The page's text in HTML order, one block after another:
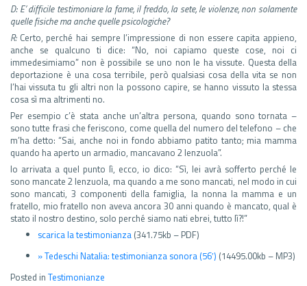
D: E’ difficile testimoniare la fame, il freddo, la sete, le violenze, non solamente
quelle fisiche ma anche quelle psicologiche?
R:Certo, perché hai sempre l’impressione di non essere capita appieno,
anche se qualcuno ti dice: “No, noi capiamo queste cose, noi ci
immedesimiamo” non è possibile se uno non le ha vissute. Questa della
deportazione è una cosa terribile, però qualsiasi cosa della vita se non
l’hai vissuta tu gli altri non la possono capire, se hanno vissuto la stessa
cosa sì ma altrimenti no.
Per esempio c’è stata anche un’altra persona, quando sono tornata –
sono tutte frasi che feriscono, come quella del numero del telefono – che
m’ha detto: “Sai, anche noi in fondo abbiamo patito tanto; mia mamma
quando ha aperto un armadio, mancavano 2 lenzuola”.
Io arrivata a quel punto lì, ecco, io dico: “Sì, lei avrà sofferto perché le
sono mancate 2 lenzuola, ma quando a me sono mancati, nel modo in cui
sono mancati, 3 componenti della famiglia, la nonna la mamma e un
fratello, mio fratello non aveva ancora 30 anni quando è mancato, qual è
stato il nostro destino, solo perché siamo nati ebrei, tutto lì?!”
scarica la testimonianza (341.75kb – PDF)
» Tedeschi Natalia: testimonianza sonora (56′) (14495.00kb – MP3)
Posted in Testimonianze